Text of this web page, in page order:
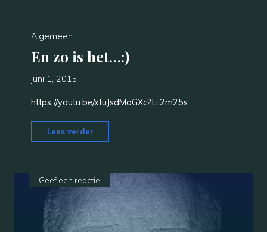
Algemeen
En zo is het…:)
juni 1, 2015
https://youtu.be/xfuJsdMoGXc?t=2m25s
Lees verder
zo
het…:)"
Geef een reactie